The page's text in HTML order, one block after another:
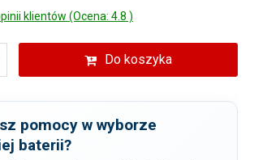
klientów (Ocena: 4.8 )
Do koszyka
pomocy w wyborze
baterii?